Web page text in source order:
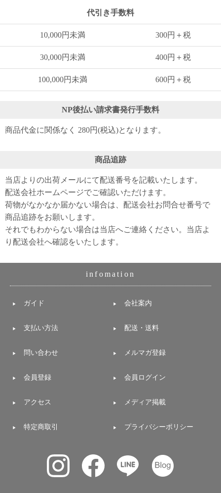
代引き手数料
10,000円未満 300円＋税
30,000円未満 400円＋税
100,000円未満 600円＋税
NP後払い請求書発行手数料
商品代金に関係なく 280円(税込)となります。
商品追跡
当店よりの出荷メールにて配送番号を記載いたします。
配送会社ホームページでご確認いただけます。
荷物がなかなか届かない場合は、配送会社お問合せ番号で
商品追跡をお願いします。
それでもわからない場合は当店へご連絡ください。当店よ
り配送会社へ確認をいたします。
infomation
ガイド 会社案内
支払い方法 配送・送料
問い合わせ メルマガ登録
会員登録 会員ログイン
アクセス メディア掲載
特定商取引 プライバシーポリシー